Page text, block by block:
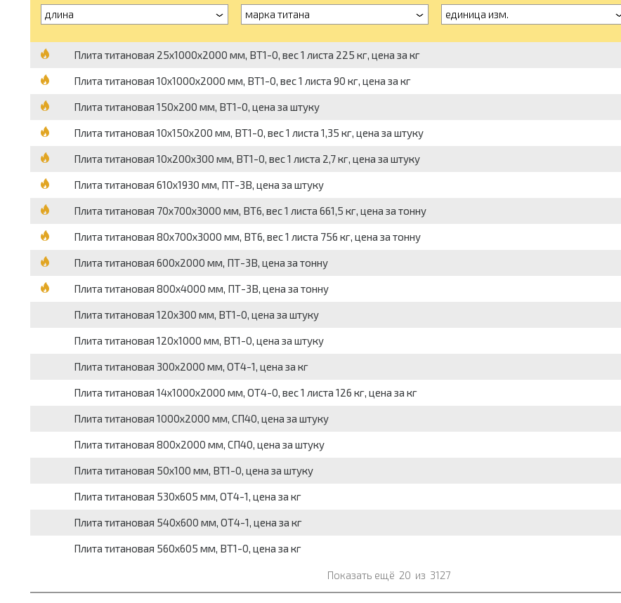
длина марка титана единица изм.
Плита титановая 25х1000х2000 мм, ВТ1-0, вес 1 листа 225 кг, цена за кг
Плита титановая 10х1000х2000 мм, ВТ1-0, вес 1 листа 90 кг, цена за кг
Плита титановая 150х200 мм, ВТ1-0, цена за штуку
Плита титановая 10х150х200 мм, ВТ1-0, вес 1 листа 1,35 кг, цена за штуку
Плита титановая 10х200х300 мм, ВТ1-0, вес 1 листа 2,7 кг, цена за штуку
Плита титановая 610х1930 мм, ПТ-3В, цена за штуку
Плита титановая 70х700х3000 мм, ВТ6, вес 1 листа 661,5 кг, цена за тонну
Плита титановая 80х700х3000 мм, ВТ6, вес 1 листа 756 кг, цена за тонну
Плита титановая 600х2000 мм, ПТ-3В, цена за тонну
Плита титановая 800х4000 мм, ПТ-3В, цена за тонну
Плита титановая 120х300 мм, ВТ1-0, цена за штуку
Плита титановая 120х1000 мм, ВТ1-0, цена за штуку
Плита титановая 300х2000 мм, ОТ4-1, цена за кг
Плита титановая 14х1000х2000 мм, ОТ4-0, вес 1 листа 126 кг, цена за кг
Плита титановая 1000х2000 мм, СП40, цена за штуку
Плита титановая 800х2000 мм, СП40, цена за штуку
Плита титановая 50х100 мм, ВТ1-0, цена за штуку
Плита титановая 530х605 мм, ОТ4-1, цена за кг
Плита титановая 540х600 мм, ОТ4-1, цена за кг
Плита титановая 560х605 мм, ВТ1-0, цена за кг
Показать ещё 20 из 3127